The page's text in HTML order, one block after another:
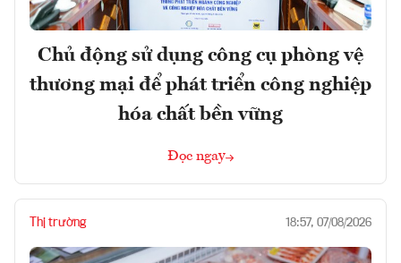
Chủ động sử dụng công cụ phòng vệ
thương mại để phát triển công nghiệp
hóa chất bền vững
Đọc ngay
Thị trường 18:57, 07/08/2026